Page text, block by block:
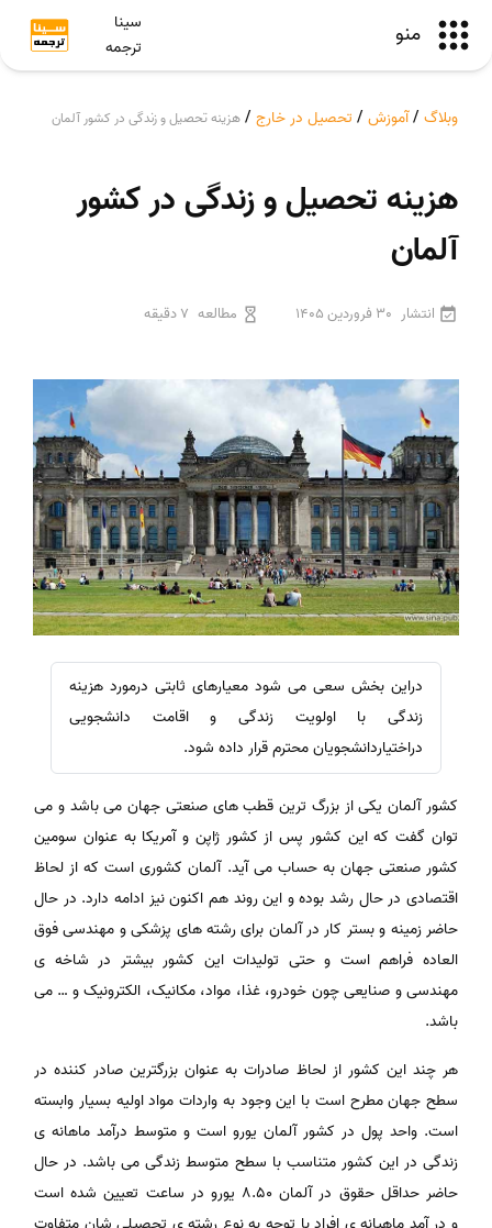
منو
سینا
ترجمه
وبلاگ /آموزش / تحصیل در خارج / هزینه تحصیل و زندگی در کشور آلمان
هزینه تحصیل و زندگی در کشور
آلمان
انتشار 30 فروردین 1405 مطالعه 7 دقیقه
دراین بخش سعی می شود معیارهای ثابتی درمورد هزینه
زندگی با اولویت زندگی و اقامت دانشجویی
دراختیاردانشجویان محترم قرار داده شود.
کشور آلمان یکی از بزرگ ترین قطب های صنعتی جهان می باشد و می
توان گفت که این کشور پس از کشور ژاپن و آمریکا به عنوان سومین
کشور صنعتی جهان به حساب می آید. آلمان کشوری است که از لحاظ
اقتصادی در حال رشد بوده و این روند هم اکنون نیز ادامه دارد. در حال
حاضر زمینه و بستر کار در آلمان برای رشته های پزشکی و مهندسی فوق
العاده فراهم است و حتی تولیدات این کشور بیشتر در شاخه ی
مهندسی و صنایعی چون خودرو، غذا، مواد، مکانیک، الکترونیک و … می
باشد.
هر چند این کشور از لحاظ صادرات به عنوان بزرگترین صادر کننده در
سطح جهان مطرح است با این وجود به واردات مواد اولیه بسیار وابسته
است. واحد پول در کشور آلمان یورو است و متوسط درآمد ماهانه ی
زندگی در این کشور متناسب با سطح متوسط زندگی می باشد. در حال
حاضر حداقل حقوق در آلمان 8.50 یورو در ساعت تعیین شده است